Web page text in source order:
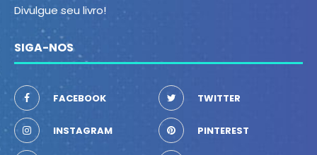
Divulgue seu livro!
SIGA-NOS
FACEBOOK TWITTER
INSTAGRAM PINTEREST